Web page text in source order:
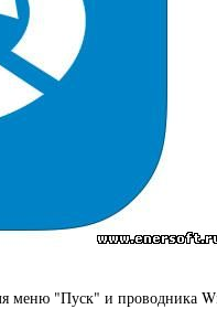
меню "Пуск" и проводника